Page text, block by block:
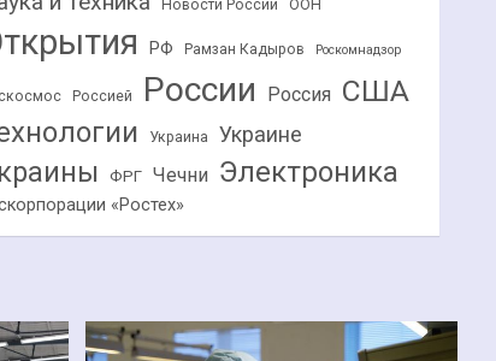
Новости России ООН
РФ Рамзан Кадыров Роскомнадзор
Россией России Россия США
Украина Украине
ФРГ Чечни Электроника
«Ростех»